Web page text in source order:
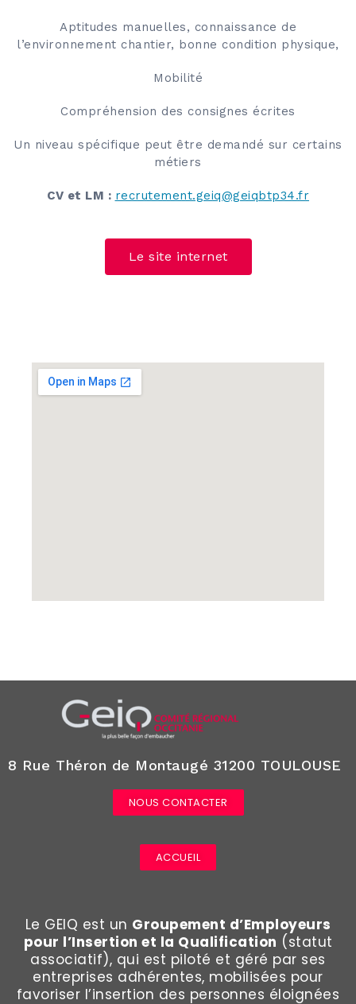
Aptitudes manuelles, connaissance de
l’environnement chantier, bonne condition physique,
Mobilité
Compréhension des consignes écrites
Un niveau spécifique peut être demandé sur certains
métiers
CV et LM : recrutement.geiq@geiqbtp34.fr
Le site internet
8 Rue Théron de Montaugé 31200 TOULOUSE
NOUS CONTACTER
ACCUEIL
Le GEIQ est un Groupement d’Employeurs
pour l’Insertion et la Qualification (statut
associatif), qui est piloté et géré par ses
entreprises adhérentes, mobilisées pour
favoriser l’insertion des personnes éloignées